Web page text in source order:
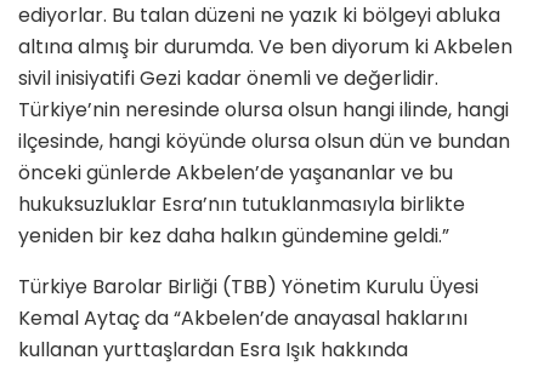
ediyorlar. Bu talan düzeni ne yazık ki bölgeyi abluka
altına almış bir durumda. Ve ben diyorum ki Akbelen
sivil inisiyatifi Gezi kadar önemli ve değerlidir.
Türkiye’nin neresinde olursa olsun hangi ilinde, hangi
ilçesinde, hangi köyünde olursa olsun dün ve bundan
önceki günlerde Akbelen’de yaşananlar ve bu
hukuksuzluklar Esra’nın tutuklanmasıyla birlikte
yeniden bir kez daha halkın gündemine geldi.”
Türkiye Barolar Birliği (TBB) Yönetim Kurulu Üyesi
Kemal Aytaç da “Akbelen’de anayasal haklarını
kullanan yurttaşlardan Esra Işık hakkında